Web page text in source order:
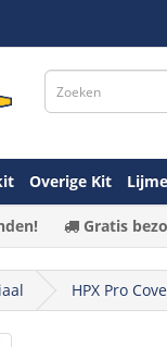
Overige Kit
Gratis
HPX Pro